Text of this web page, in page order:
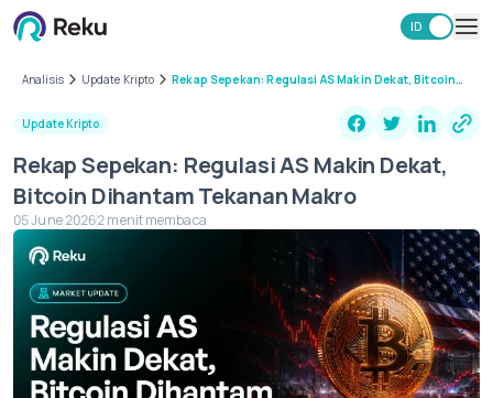
EN
ID
Learning Hub
Keamanan
Biaya
Lainnya
Unduh Aplikasi Reku
Analisis Update Kripto
Rekap Sepekan: Regulasi AS Makin Dekat, Bitcoin
Update Kripto
Rekap Sepekan: Regulasi AS Makin Dekat,
Bitcoin Dihantam Tekanan Makro
05 June 20262 menit membaca